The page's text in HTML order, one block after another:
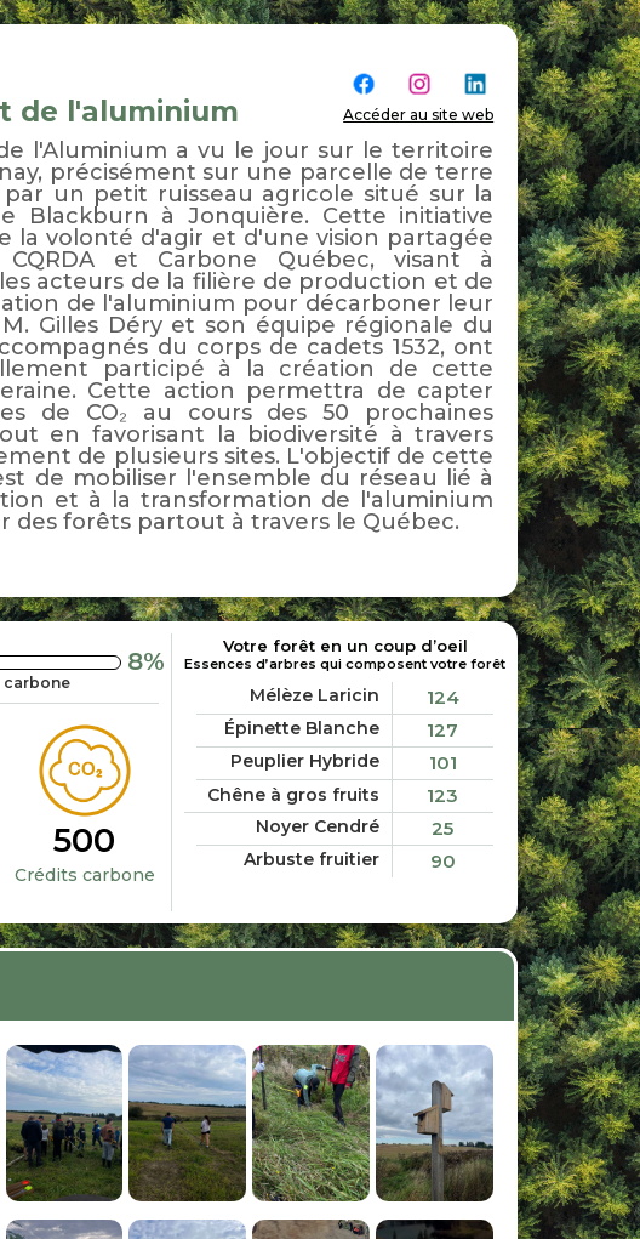
de l'aluminium Accéder au site web
l'Aluminium a vu le jour sur le territoire
précisément sur une parcelle de terre
par un petit ruisseau agricole situé sur la
Blackburn à Jonquière. Cette initiative
la volonté d'agir et d'une vision partagée
et Carbone Québec, visant à
acteurs de la filière de production et de
de l'aluminium pour décarboner leur
Gilles Déry et son équipe régionale du
du corps de cadets 1532, ont
participé à la création de cette
Cette action permettra de capter
de CO₂ au cours des 50 prochaines
en favorisant la biodiversité à travers
de plusieurs sites. L'objectif de cette
de mobiliser l'ensemble du réseau lié à
et à la transformation de l'aluminium
des forêts partout à travers le Québec.
8%
carbone
500
Crédits carbone
Votre forêt en un coup d’oeil
Essences d’arbres qui composent votre forêt
Mélèze Laricin 124
Épinette Blanche 127
Peuplier Hybride 101
Chêne à gros fruits 123
Noyer Cendré 25
Arbuste fruitier 90